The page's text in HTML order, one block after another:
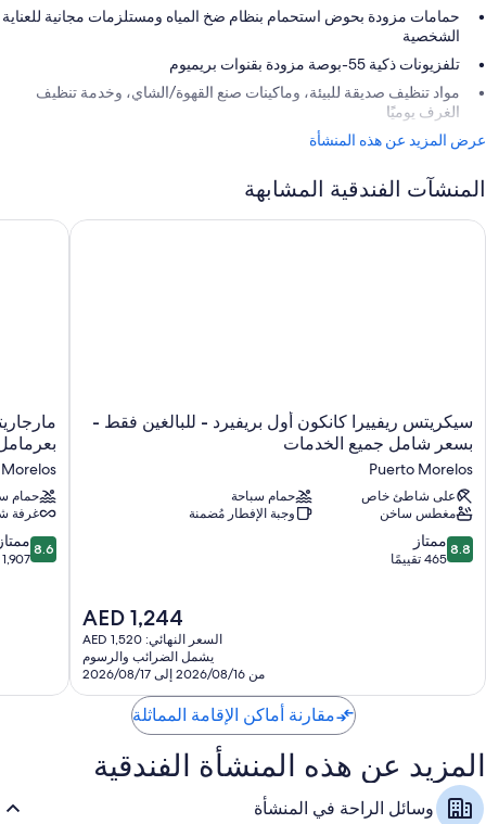
حمامات مزودة بحوض استحمام بنظام ضخ المياه ومستلزمات مجانية للعناية
الشخصية
تلفزيونات ذكية 55-بوصة مزودة بقنوات بريميوم
مواد تنظيف صديقة للبيئة، وماكينات صنع القهوة/الشاي، وخدمة تنظيف
الغرف يوميًا
عرض المزيد عن هذه المنشأة
المنشآت الفندقية المشابهة
سيكريتس
ريفييرا
كانكون
أول
بريفيرد
-
للبالغين
فقط
Morelos
سيكريتس ريفييرا كانكون أول بريفيرد - للبالغين فقط -
بسعر شامل جميع الخدمات
Puerto Morelos
على شاطئ خاص
حمام سباحة
مغطس ساخن
وجبة الإفطار مُضمنة
8.8
من
8.8 ممتاز
465 تقييمًا
السعر
الحالي
هو
AED
1,244
AED 1,244
السعر النهائي: AED 1,520
يشمل الضرائب والرسوم
من 2026/08/16 إلى 2026/08/17
سيكريتس ريفييرا كانكون أول بريفيرد - للبالغين فقط - بسعر شامل
أيلاند
ريسيرف
ريفييرا
مايا
-
آن
أدالتس
حمام
غرفة
8.6
من
8.6
1,907 تقييمات
مقارنة أماكن الإقامة المماثلة
المزيد عن هذه المنشأة الفندقية
وسائل الراحة في المنشأة